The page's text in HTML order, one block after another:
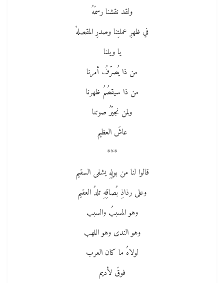
ولقد نقشنا رسمَهُ
في ظهرِ عملتِنا وصدرِ المقصلهْ
يا ويلنا
من ذا يُصرّفُ أمرنا
من ذا سيقصُمُ ظهرنا
ولمن نجيّرُ صوتنا
عاشَ العظيم
***
قالوا لنا من بولِهِ يشفى السقيم
وعلى رذاذِ بُصاقِهِ تلدُ العقيم
وهو المسببُ والسبب
وهو الندى وهو اللهب
لولاهُ ما كان العرب
فوقَ لأديم